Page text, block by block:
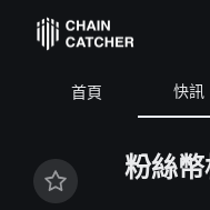
首頁 快訊
粉絲